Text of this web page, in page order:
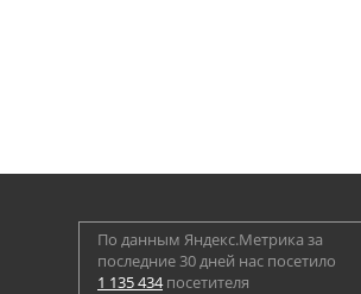
По данным Яндекс.Метрика за
последние 30 дней нас посетило
1 135 434посетителя